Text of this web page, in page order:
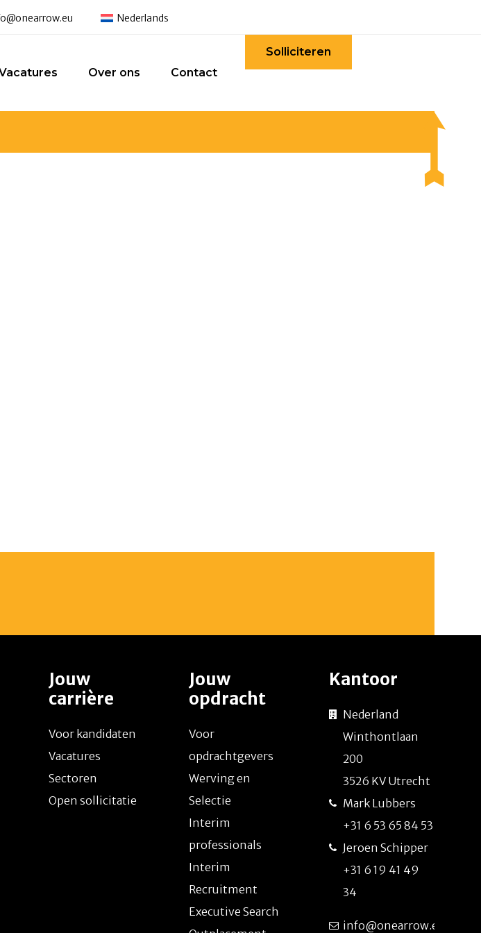
Nederlands
Over ons Contact
Solliciteren
Jouw
carrière
Voor kandidaten
Vacatures
Sectoren
Open sollicitatie
Jouw
opdracht
Voor
opdrachtgevers
Werving en
Selectie
Interim
professionals
Interim
Recruitment
Executive Search
Kantoor
Nederland
Winthontlaan
200
3526 KV Utrecht
Mark Lubbers
+31 6 53 65 84 53
Jeroen Schipper
+31 6 19 41 49
34
info@onearrow.eu